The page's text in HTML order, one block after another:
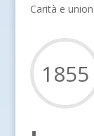
Carità e
1855